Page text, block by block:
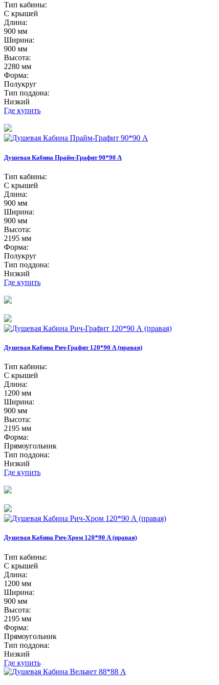
Тип кабины:
С крышей
Длина:
900 мм
Ширина:
900 мм
Высота:
2280 мм
Форма:
Полукруг
Тип поддона:
Низкий
Где купить
Душевая Кабина Прайм-Графит 90*90 А
Тип кабины:
С крышей
Длина:
900 мм
Ширина:
900 мм
Высота:
2195 мм
Форма:
Полукруг
Тип поддона:
Низкий
Где купить
Душевая Кабина Рич-Графит 120*90 А (правая)
Тип кабины:
С крышей
Длина:
1200 мм
Ширина:
900 мм
Высота:
2195 мм
Форма:
Прямоугольник
Тип поддона:
Низкий
Где купить
Душевая Кабина Рич-Хром 120*90 А (правая)
Тип кабины:
С крышей
Длина:
1200 мм
Ширина:
900 мм
Высота:
2195 мм
Форма:
Прямоугольник
Тип поддона:
Низкий
Где купить